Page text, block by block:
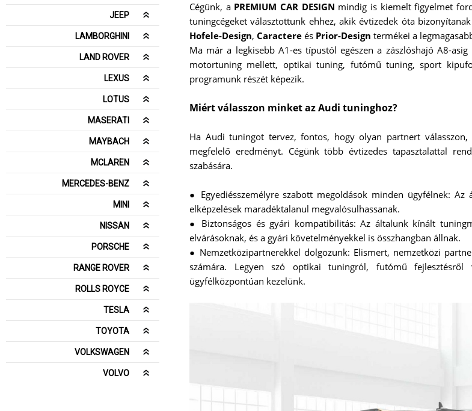
JEEP
LAMBORGHINI
LAND ROVER
LEXUS
LOTUS
MASERATI
MAYBACH
MCLAREN
MERCEDES-BENZ
MINI
NISSAN
PORSCHE
RANGE ROVER
ROLLS ROYCE
TESLA
TOYOTA
VOLKSWAGEN
VOLVO
Cégünk, a PREMIUM CAR DESIGN mindig is kiemelt figyelmet
tuningcégeket választottunk ehhez, akik évtizedek óta
Hofele-Design, Caractere és Prior-Design termékei a
Ma már a legkisebb A1-es típustól egészen a zászlóshajó A8-
motortuning mellett, optikai tuning, futómű tuning, sport
programunk részét képezik.
Miért válasszon minket az Audi tuninghoz?
Ha Audi tuningot tervez, fontos, hogy olyan partnert
megfelelő eredményt. Cégünk több évtizedes tapasztalattal
szabására.
● Egyediésszemélyre szabott megoldások minden ügyfélnek:
elképzelések maradéktalanul megvalósulhassanak.
● Biztonságos és gyári kompatibilitás: Az általunk kínált
elvárásoknak, és a gyári követelményekkel is összhangban állnak.
● Nemzetközipartnerekkel dolgozunk: Elismert, nemzetközi
számára. Legyen szó optikai tuningról, futómű
ügyfélközpontúan kezelünk.